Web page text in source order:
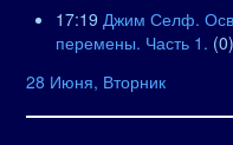
17:19 Джим Селф.
перемены. Часть 1. (0)
28 Июня, Вторник